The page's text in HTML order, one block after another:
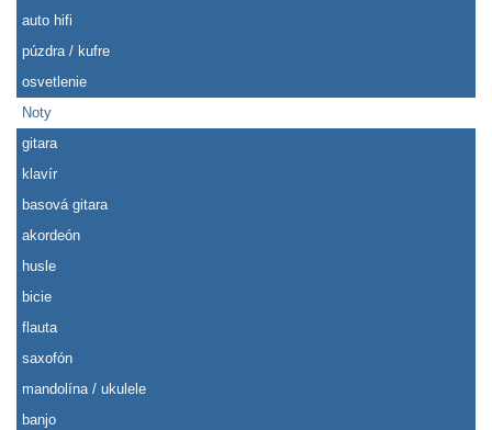
auto hifi
púzdra / kufre
osvetlenie
Noty
gitara
klavír
basová gitara
akordeón
husle
bicie
flauta
saxofón
mandolína / ukulele
banjo